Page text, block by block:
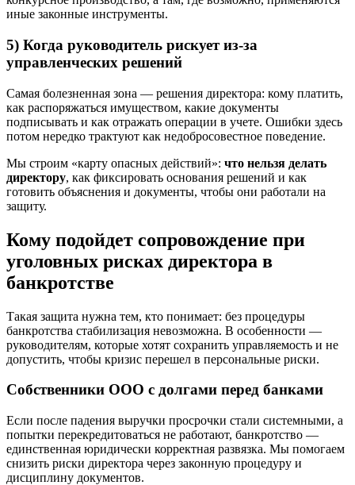
иные законные инструменты.
5) Когда руководитель рискует из-за
управленческих решений
Самая болезненная зона — решения директора: кому платить,
как распоряжаться имуществом, какие документы
подписывать и как отражать операции в учете. Ошибки здесь
потом нередко трактуют как недобросовестное поведение.
Мы строим «карту опасных действий»: что нельзя делать
директору, как фиксировать основания решений и как
готовить объяснения и документы, чтобы они работали на
защиту.
Кому подойдет сопровождение при
уголовных рисках директора в
банкротстве
Такая защита нужна тем, кто понимает: без процедуры
банкротства стабилизация невозможна. В особенности —
руководителям, которые хотят сохранить управляемость и не
допустить, чтобы кризис перешел в персональные риски.
Собственники ООО с долгами перед банками
Если после падения выручки просрочки стали системными, а
попытки перекредитоваться не работают, банкротство —
единственная юридически корректная развязка. Мы помогаем
снизить риски директора через законную процедуру и
дисциплину документов.